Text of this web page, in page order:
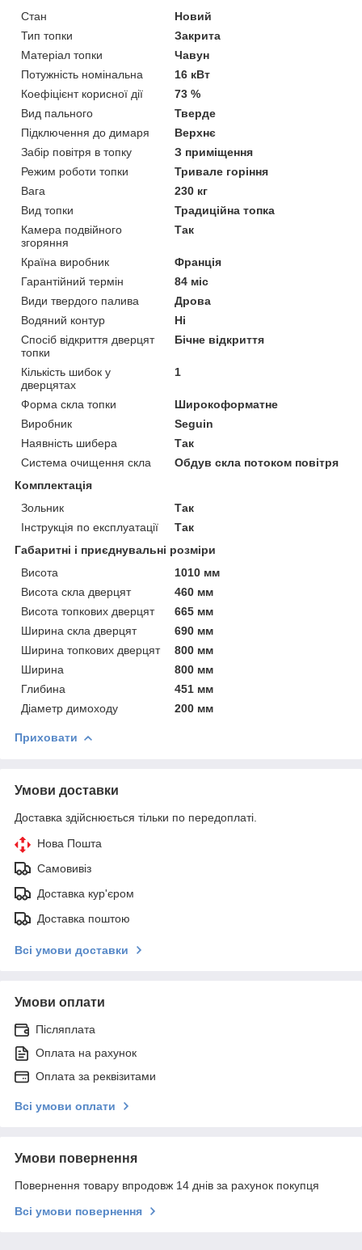
Стан
Новий
Тип топки
Закрита
Матеріал топки
Чавун
Потужність номінальна
16 кВт
Коефіцієнт корисної дії
73 %
Вид пального
Тверде
Підключення до димаря
Верхнє
Забір повітря в топку
З приміщення
Режим роботи топки
Тривале горіння
Вага
230 кг
Вид топки
Традиційна топка
Камера подвійного
згоряння
Так
Країна виробник
Франція
Гарантійний термін
84 міс
Види твердого палива
Дрова
Водяний контур
Ні
Спосіб відкриття дверцят
топки
Бічне відкриття
Кількість шибок у
дверцятах
1
Форма скла топки
Широкоформатне
Виробник
Seguin
Наявність шибера
Так
Система очищення скла
Обдув скла потоком повітря
Комплектація
Зольник
Так
Інструкція по експлуатації
Так
Габаритні і приєднувальні розміри
Висота
1010 мм
Висота скла дверцят
460 мм
Висота топкових дверцят
665 мм
Ширина скла дверцят
690 мм
Ширина топкових дверцят
800 мм
Ширина
800 мм
Глибина
451 мм
Діаметр димоходу
200 мм
Приховати
Умови доставки
Доставка здійснюється тільки по передоплаті.
Нова Пошта
Самовивіз
Доставка кур'єром
Доставка поштою
Всі умови доставки
Умови оплати
Післяплата
Оплата на рахунок
Оплата за реквізитами
Всі умови оплати
Умови повернення
Повернення товару впродовж 14 днів за рахунок покупця
Всі умови повернення